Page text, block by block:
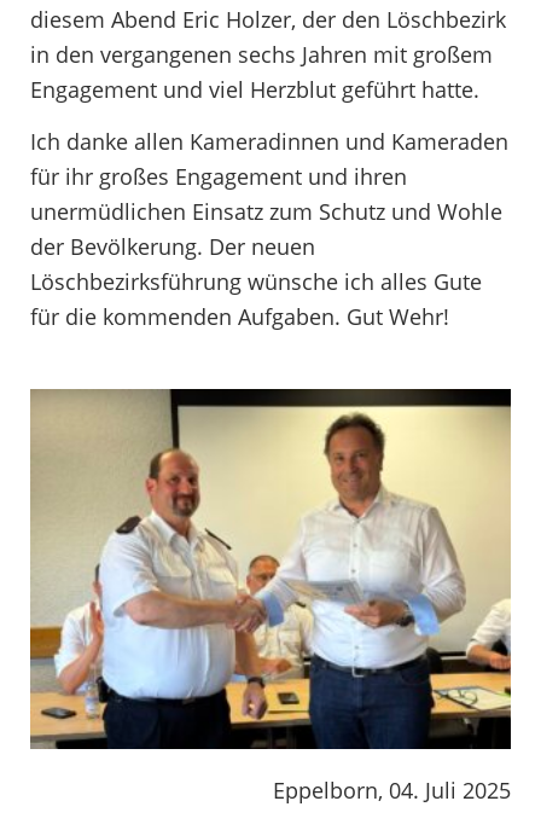
diesem Abend Eric Holzer, der den Löschbezirk
in den vergangenen sechs Jahren mit großem
Engagement und viel Herzblut geführt hatte.
Ich danke allen Kameradinnen und Kameraden
für ihr großes Engagement und ihren
unermüdlichen Einsatz zum Schutz und Wohle
der Bevölkerung. Der neuen
Löschbezirksführung wünsche ich alles Gute
für die kommenden Aufgaben. Gut Wehr!
Eppelborn, 04. Juli 2025